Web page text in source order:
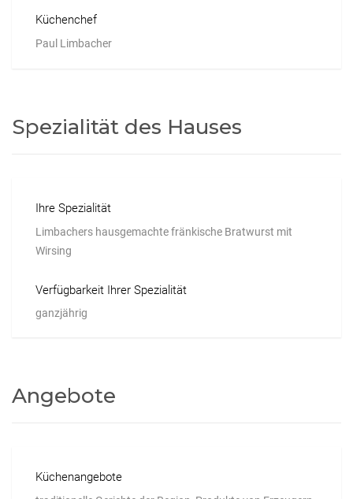
Küchenchef
Paul Limbacher
Spezialität des Hauses
Ihre Spezialität
Limbachers hausgemachte fränkische Bratwurst mit
Wirsing
Verfügbarkeit Ihrer Spezialität
ganzjährig
Angebote
Küchenangebote